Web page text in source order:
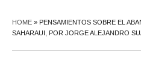
HOME » PENSAMIENTOS SOBRE EL
SAHARAUI, POR JORGE ALEJANDRO